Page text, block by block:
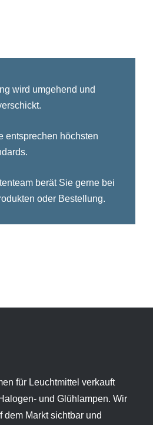
wird umgehend und
entsprechen höchsten
berät Sie gerne bei
oder Bestellung.
für Leuchtmittel verkauft
und Glühlampen. Wir
dem Markt sichtbar und